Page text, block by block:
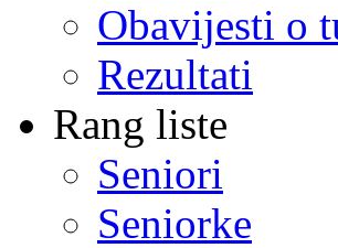
Obavijesti o
Rezultati
Rang liste
Seniori
Seniorke